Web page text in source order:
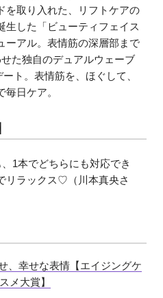
を取り入れた、リフトケアの
生した「ビューティフェイス
ーアル。表情筋の深層部まで
た独自のデュアルウェーブ
ト。表情筋を、ほぐして、
日ケア。
1本でどちらにも対応でき
リラックス♡（川本真央さ
、幸せな表情【エイジングケ
メ大賞】